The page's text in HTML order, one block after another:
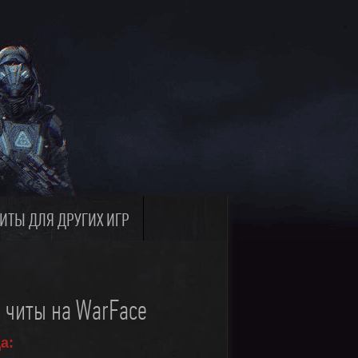
ДЛЯ ДРУГИХ ИГР
на WarFace